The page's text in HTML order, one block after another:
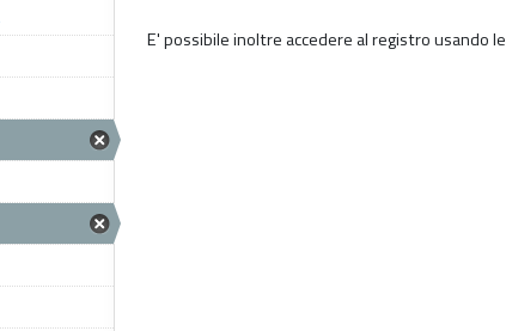
E' possibile inoltre accedere al registro usando le